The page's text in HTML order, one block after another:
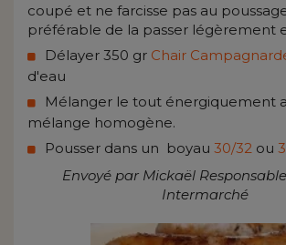
coupé et ne farcisse pas au
préférable de la passer légèrement
Délayer 350 gr Chair
d'eau
Mélanger le tout énergiquement
mélange homogène.
Pousser dans un boyau 30/32 ou
Envoyé par Mickaël
Intermarché